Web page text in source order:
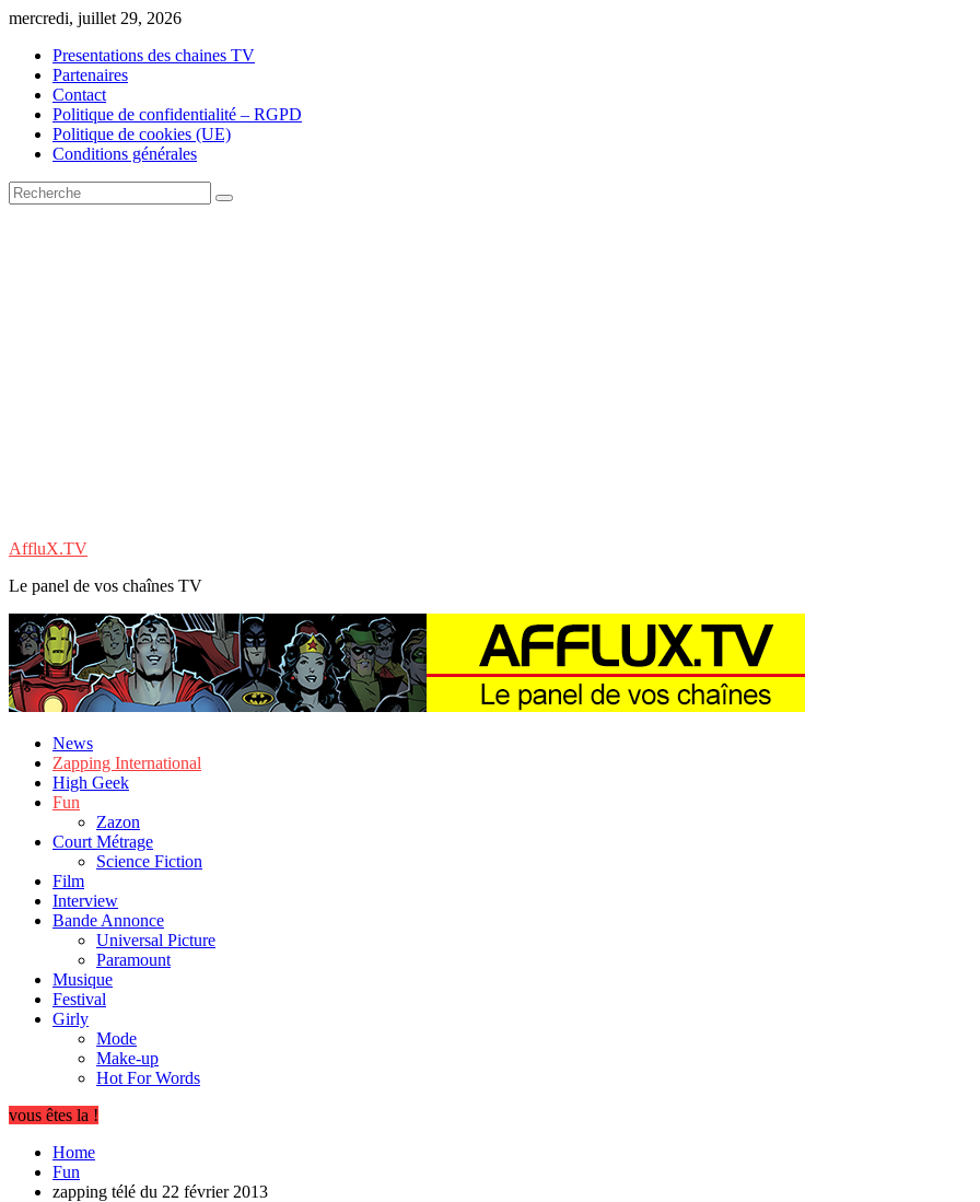
Skip
content
mercredi, juillet 29, 2026
Presentations des chaines TV
Partenaires
Contact
Politique de confidentialité – RGPD
Politique de cookies (UE)
Conditions générales
AffluX.TV
Le panel de vos chaînes TV
News
Zapping International
High Geek
Fun
Zazon
Court Métrage
Science Fiction
Film
Interview
Bande Annonce
Universal Picture
Paramount
Musique
Festival
Girly
Mode
Make-up
Hot For Words
vous êtes la !
Home
Fun
zapping télé du 22 février 2013